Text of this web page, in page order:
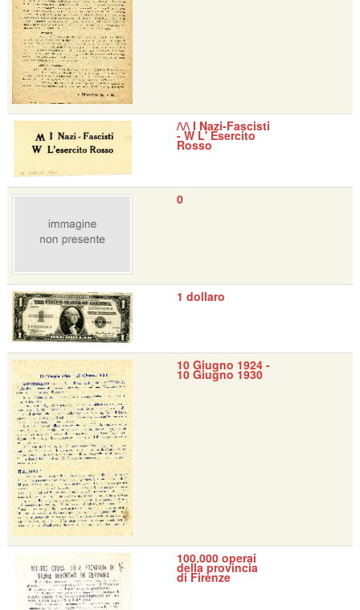
/\/\ I Nazi-Fascisti
- W L' Esercito
Rosso
0
1 dollaro
10 Giugno 1924 -
10 Giugno 1930
100.000 operai
della provincia
di Firenze